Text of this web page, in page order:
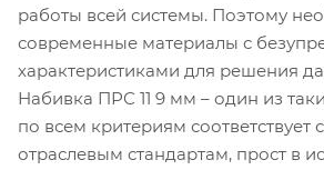
работы всей системы. Поэтому
современные материалы с
характеристиками для решения
Набивка ПРС 11 9 мм – один из
по всем критериям соответствует
отраслевым стандартам, прост в